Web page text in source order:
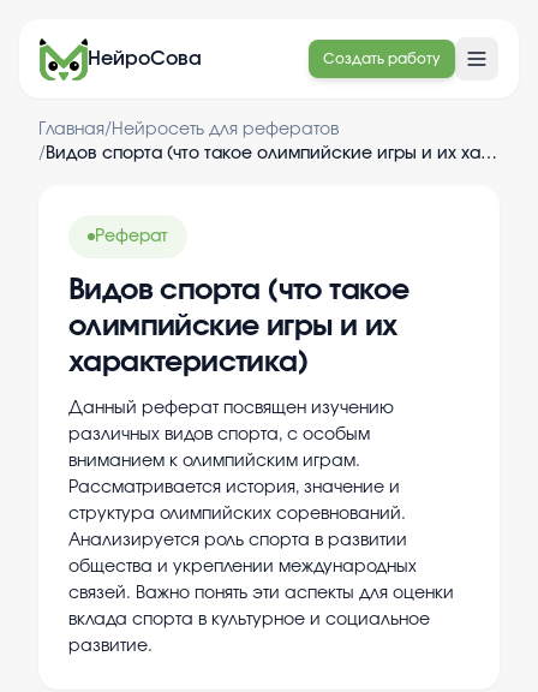
НейроСова Создать работу
Главная/ Нейросеть для рефератов
/
Видов спорта (что такое олимпийские игры и их характеристика)
Реферат
Видов спорта (что такое
олимпийские игры и их
характеристика)
Данный реферат посвящен изучению
различных видов спорта, с особым
вниманием к олимпийским играм.
Рассматривается история, значение и
структура олимпийских соревнований.
Анализируется роль спорта в развитии
общества и укреплении международных
связей. Важно понять эти аспекты для оценки
вклада спорта в культурное и социальное
развитие.